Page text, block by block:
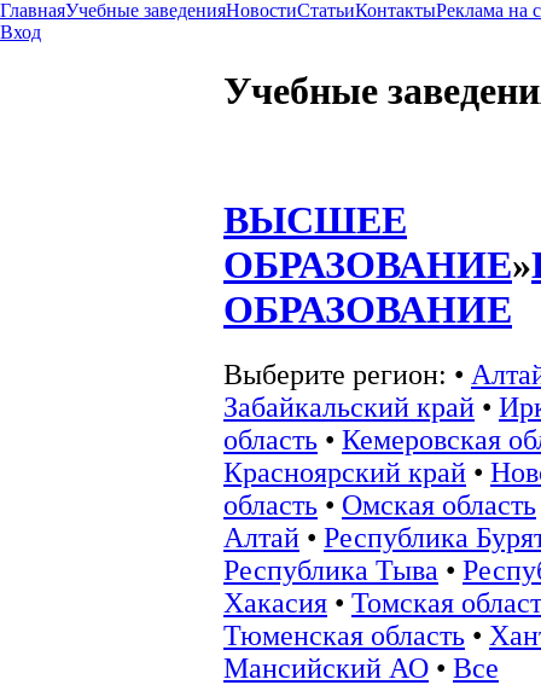
ГлавнаяУчебные заведенияНовостиСтатьиКонтактыРеклама на
Вход
Учебные
ВЫСШЕЕ
ОБРАЗОВАНИЕ»
ОБРАЗОВАНИЕ
Выберите регион: •
Забайкальский край •
область • Кемеровская
Красноярский край •
область • Омская область
Алтай • Республика
Республика Тыва •
Хакасия • Томская
Тюменская область •
Мансийский АО • Все